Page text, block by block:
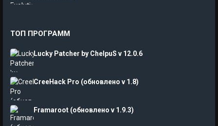
ТОП ПРОГРАММ
Lucky Patcher by ChelpuS v 12.0.6
CreeHack Pro (обновлено v 1.8)
Framaroot (обновлено v 1.9.3)